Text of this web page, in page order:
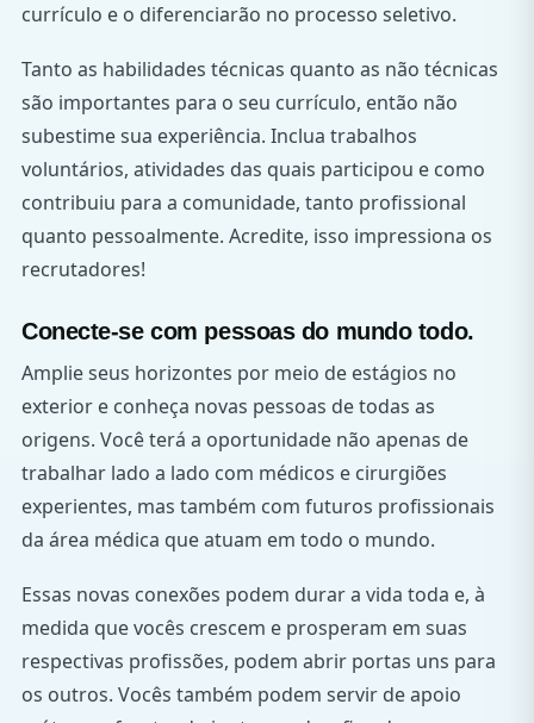
currículo e o diferenciarão no processo seletivo.
Tanto as habilidades técnicas quanto as não técnicas
são importantes para o seu currículo, então não
subestime sua experiência. Inclua trabalhos
voluntários, atividades das quais participou e como
contribuiu para a comunidade, tanto profissional
quanto pessoalmente. Acredite, isso impressiona os
recrutadores!
Conecte-se com pessoas do mundo todo.
Amplie seus horizontes por meio de estágios no
exterior e conheça novas pessoas de todas as
origens. Você terá a oportunidade não apenas de
trabalhar lado a lado com médicos e cirurgiões
experientes, mas também com futuros profissionais
da área médica que atuam em todo o mundo.
Essas novas conexões podem durar a vida toda e, à
medida que vocês crescem e prosperam em suas
respectivas profissões, podem abrir portas uns para
os outros. Vocês também podem servir de apoio